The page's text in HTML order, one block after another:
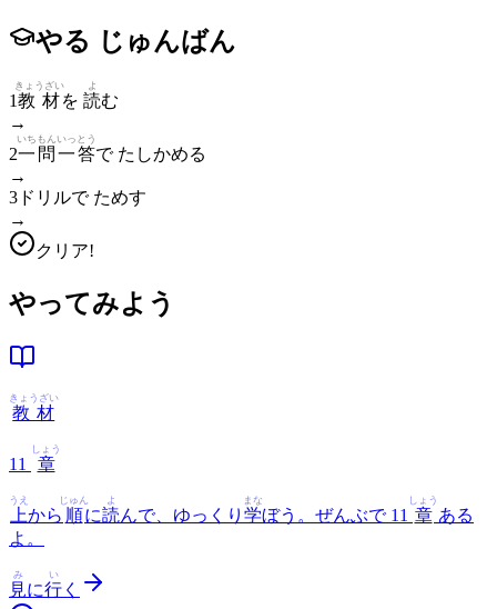
やる じゅんばん
1教材
きょうざい
を 読
よ
む
→
2一問一答
いちもんいっとう
で たしかめる
→
3 ドリルで ためす
→
クリア!
やってみよう
教材
きょうざい
11 章
しょう
上
うえ
から 順
じゅん
に読
よ
んで、ゆっくり 学
まな
ぼう。ぜんぶで 11 章
しょう
ある
よ。
見
み
に行
い
く